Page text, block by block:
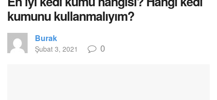
kumunu kullanmalıyım?
Burak
Şubat 3, 2021 0